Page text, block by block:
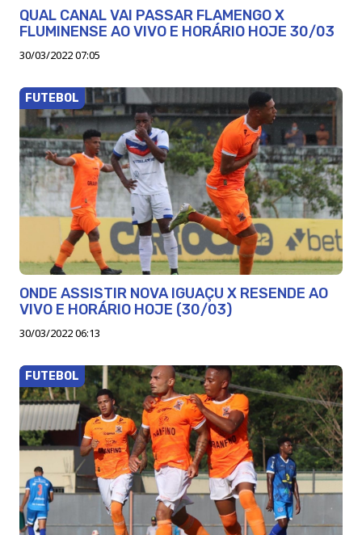
QUAL CANAL VAI PASSAR FLAMENGO X
FLUMINENSE AO VIVO E HORÁRIO HOJE 30/03
30/03/2022 07:05
FUTEBOL
ONDE ASSISTIR NOVA IGUAÇU X RESENDE AO
VIVO E HORÁRIO HOJE (30/03)
30/03/2022 06:13
FUTEBOL